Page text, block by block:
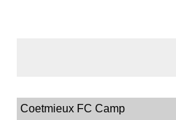
Coetmieux FC Camp